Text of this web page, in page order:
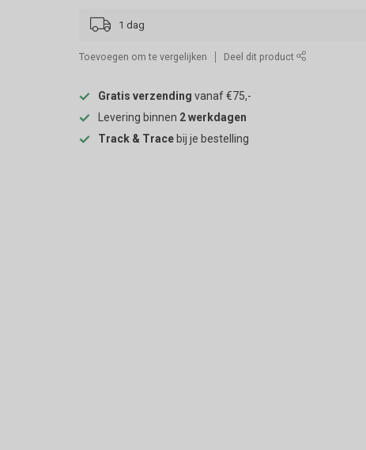
1 dag
Toevoegen om te vergelijken Deel dit product
Gratis verzending vanaf €75,-
Levering binnen 2 werkdagen
Track & Trace bij je bestelling